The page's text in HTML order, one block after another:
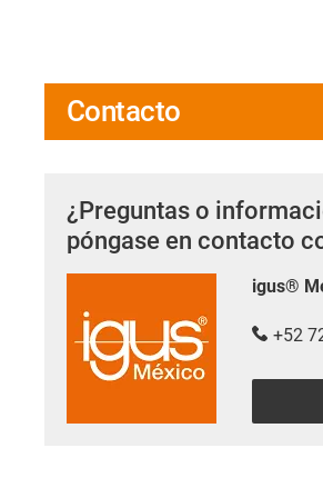
Contacto
¿Preguntas o
póngase en contacto
igus®
+52